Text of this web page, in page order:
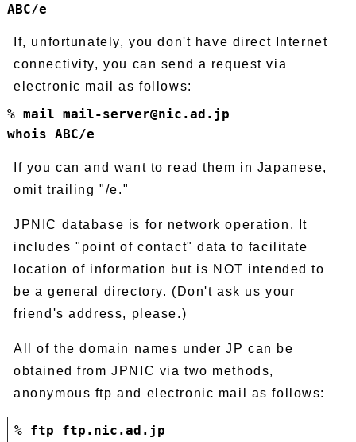
ABC/e
If, unfortunately, you don't have direct Internet
connectivity, you can send a request via
electronic mail as follows:
% mail mail-server@nic.ad.jp
whois ABC/e
If you can and want to read them in Japanese,
omit trailing "/e."
JPNIC database is for network operation. It
includes "point of contact" data to facilitate
location of information but is NOT intended to
be a general directory. (Don't ask us your
friend's address, please.)
All of the domain names under JP can be
obtained from JPNIC via two methods,
anonymous ftp and electronic mail as follows:
% ftp ftp.nic.ad.jp